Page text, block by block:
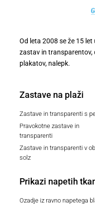
Od leta 2008 se že 15
zastav in transparentov,
plakatov, nalepk.
Zastave na plaži
Zastave in transparenti s
Pravokotne zastave in
transparenti
Zastave in transparenti v
solz
Prikazi napetih
Ozadje iz ravno napetega